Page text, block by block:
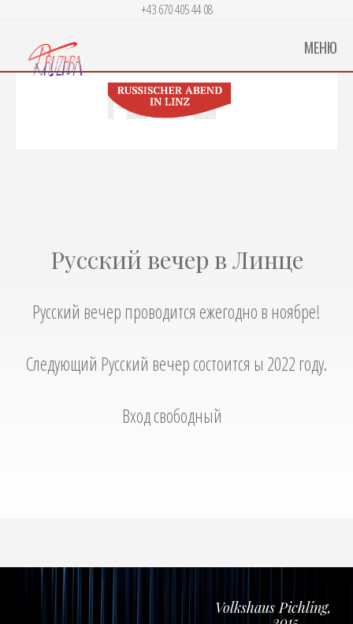
МЕНЮ
+43 670 405 44 08
Русский вечер в Линце
Русский вечер проводится ежегодно в ноябре!
Следующий Русский вечер состоится ы 2022 году.
Вход свободный
Volkshaus Pichling,
Volkshaus Pichling,